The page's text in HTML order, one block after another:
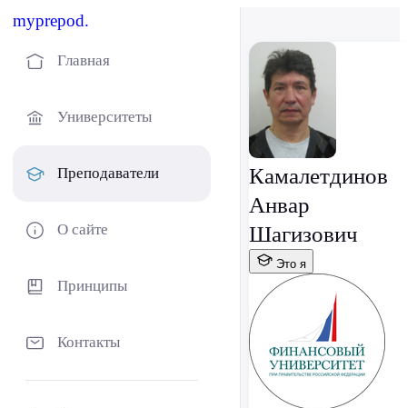
myprepod.
Главная
Университеты
Преподаватели
О сайте
Принципы
Контакты
Камалетдинов
Анвар
Шагизович
Это я